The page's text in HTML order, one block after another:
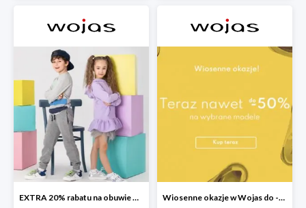
EXTRA 20% rabatu na obuwie Bartek w Wojas Wiosenne okazje w Wojas do -50%